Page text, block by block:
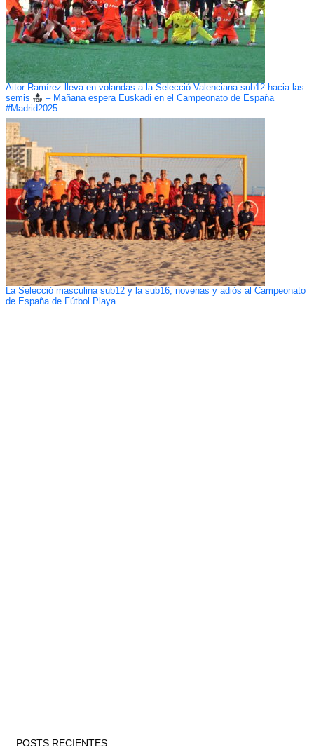
Aitor Ramírez lleva en volandas a la Selecció Valenciana sub12 hacia las
semis
– Mañana espera Euskadi en el Campeonato de España
#Madrid2025
La Selecció masculina sub12 y la sub16, novenas y adiós al Campeonato
de España de Fútbol Playa
POSTS RECIENTES